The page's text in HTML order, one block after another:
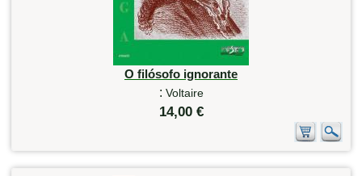
O filósofo ignorante
: Voltaire
14,00 €